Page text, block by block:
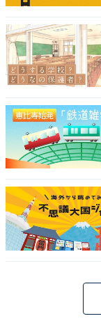
Pioneer「AVIC-
イド HD IPS 無
ロッツェリア
Pioneer「